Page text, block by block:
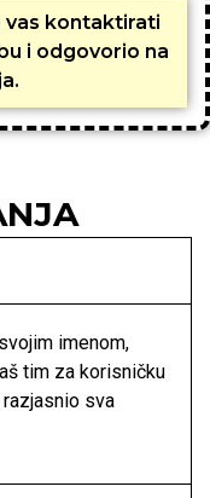
vas kontaktirati
i odgovorio na
imenom,
tim za korisničku
sva